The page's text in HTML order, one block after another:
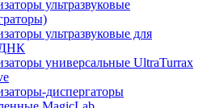
ультразвуковые
ультразвуковые для
ДНК
универсальные UltraTurrax
диспергаторы